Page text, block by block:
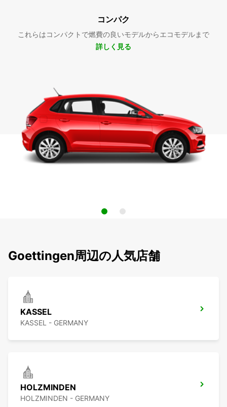
コンパク
これらはコンパクトで燃費の良いモデルからエコモデルまで
詳しく見る
Goettingen周辺の人気店舗
KASSEL
KASSEL - GERMANY
HOLZMINDEN
HOLZMINDEN - GERMANY